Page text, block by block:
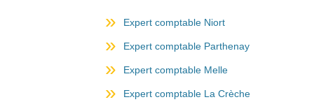
Expert comptable Niort
Expert comptable Parthenay
Expert comptable Melle
Expert comptable La Crèche